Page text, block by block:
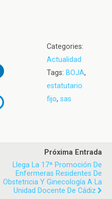
Categories:
Actualidad
Tags: BOJA,
estatutario
fijo, sas
Próxima Entrada
Llega La 17ª Promoción De
Enfermeras Residentes De
Obstetricia Y Ginecología A La
Unidad Docente De Cádiz